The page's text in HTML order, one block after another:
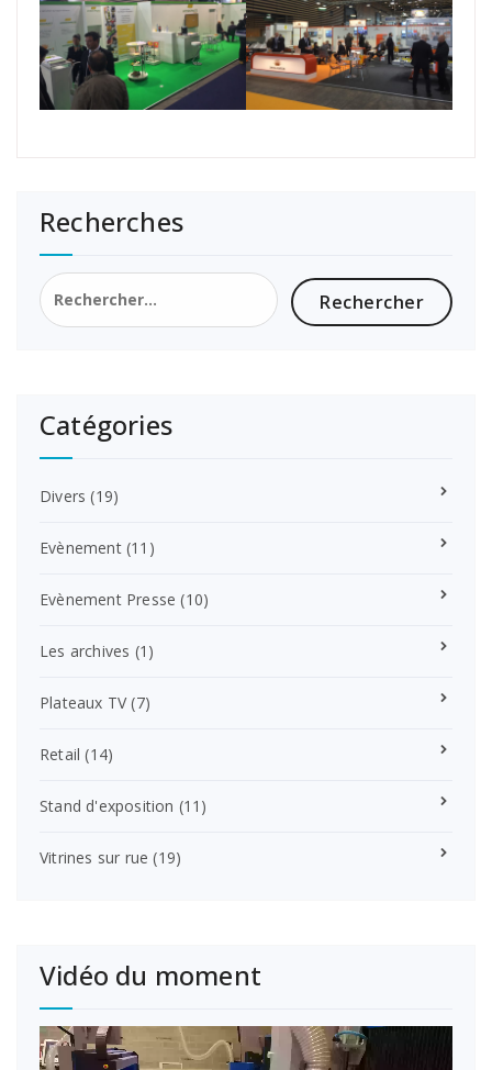
Recherches
Rechercher :
Catégories
Divers (19)
Evènement(11)
Evènement Presse (10)
Les archives (1)
Plateaux TV(7)
Retail (14)
Stand d'exposition (11)
Vitrines sur rue (19)
Vidéo du moment
Lecteur
vidéo